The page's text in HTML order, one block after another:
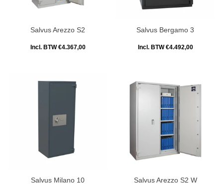
Salvus Arezzo S2
Incl. BTW €4.367,00
Salvus Bergamo 3
Incl. BTW €4.492,00
Salvus Milano 10 Salvus Arezzo S2 W